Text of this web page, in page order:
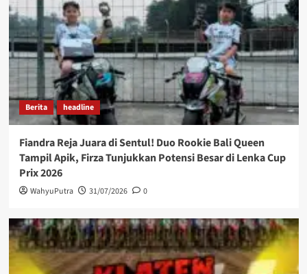
Berita headline
Fiandra Reja Juara di Sentul! Duo Rookie Bali Queen
Tampil Apik, Firza Tunjukkan Potensi Besar di Lenka Cup
Prix 2026
WahyuPutra 31/07/2026 0